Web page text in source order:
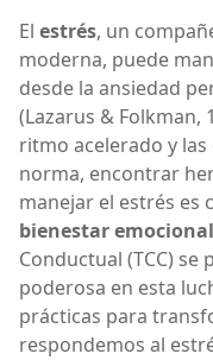
El estrés, un
moderna, puede
desde la ansiedad
(Lazarus & Folkman,
ritmo acelerado y
norma, encontrar
manejar el estrés es
bienestar emocional
Conductual (TCC)
poderosa en esta
prácticas para
respondemos al